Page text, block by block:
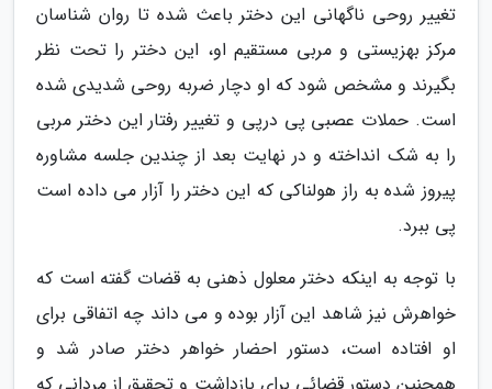
تغییر روحی ناگهانی این دختر باعث شده تا روان شناسان
مرکز بهزیستی و مربی مستقیم او، این دختر را تحت نظر
بگیرند و مشخص شود که او دچار ضربه روحی شدیدی شده
است. حملات عصبی پی درپی و تغییر رفتار این دختر مربی
را به شک انداخته و در نهایت بعد از چندین جلسه مشاوره
پیروز شده به راز هولناکی که این دختر را آزار می داده است
پی ببرد.
با توجه به اینکه دختر معلول ذهنی به قضات گفته است که
خواهرش نیز شاهد این آزار بوده و می داند چه اتفاقی برای
او افتاده است، دستور احضار خواهر دختر صادر شد و